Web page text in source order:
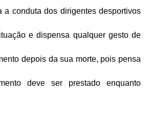
a conduta dos dirigentes desportivos
e dispensa qualquer gesto de
depois da sua morte, pois pensa
deve ser prestado enquanto